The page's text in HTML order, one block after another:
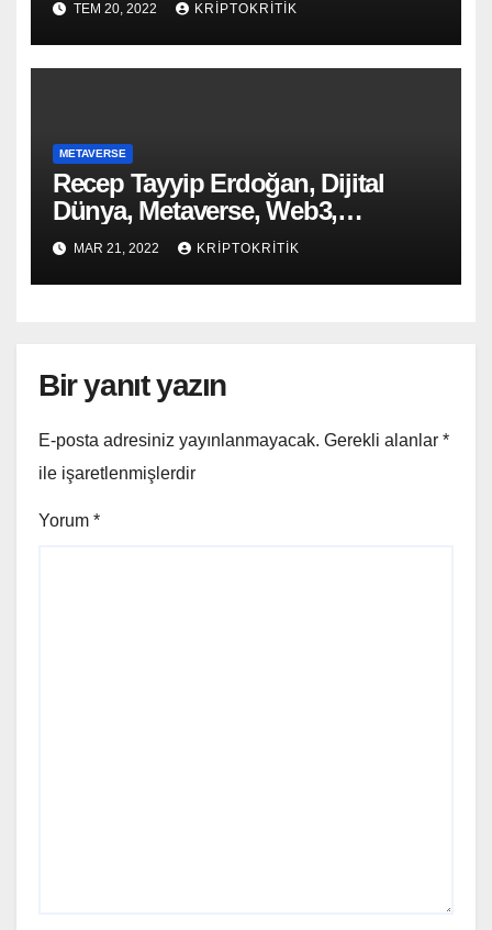
TEM 20, 2022 KRIPTOKRITIK
METAVERSE
Recep Tayyip Erdoğan, Dijital
Dünya, Metaverse, Web3,
Hakkında Konuştu
MAR 21, 2022 KRIPTOKRITIK
Bir yanıt yazın
E-posta adresiniz yayınlanmayacak. Gerekli alanlar *
ile işaretlenmişlerdir
Yorum *